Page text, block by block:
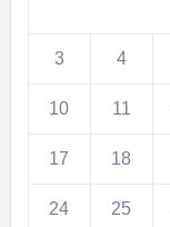
3 4
10 11
17 18
24 25